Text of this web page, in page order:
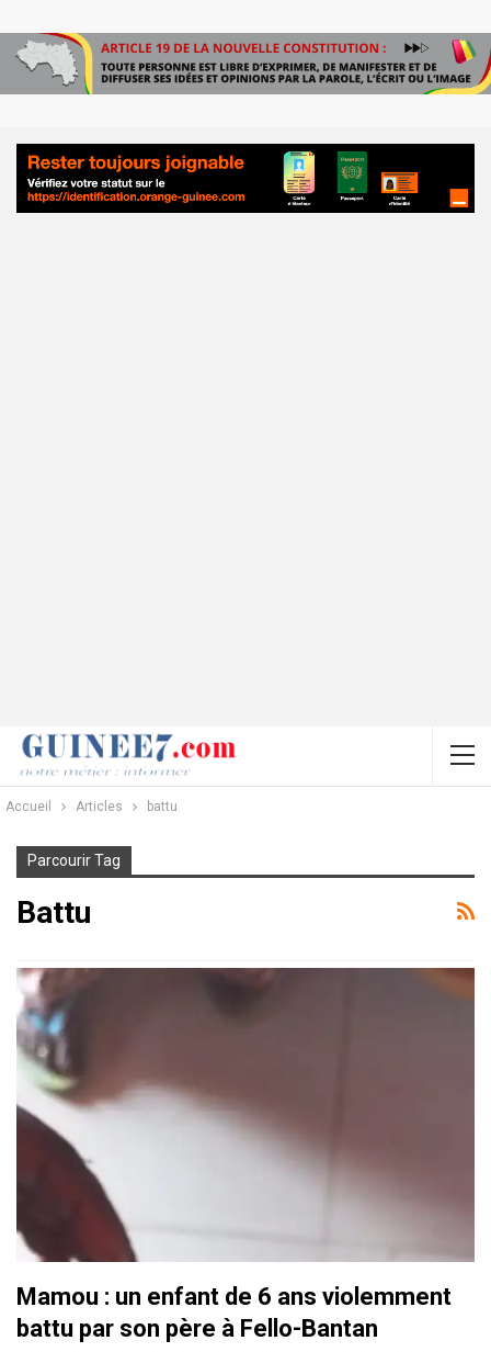
Accueil Articles battu
Parcourir Tag
Battu
Mamou : un enfant de 6 ans violemment
battu par son père à Fello-Bantan